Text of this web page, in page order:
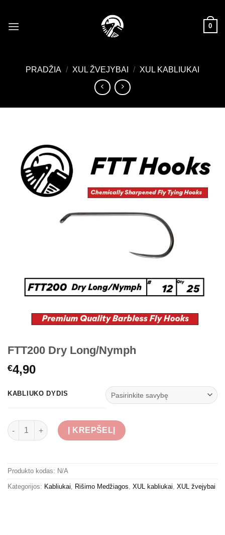
content
0
PRADŽIA / XUL ŽVEJYBAI / XUL KABLIUKAI
FTT200 Dry Long/Nymph
€4,90
KABLIUKO DYDIS
produkto kiekis: FTT200 Dry Long/Nymph
Į KREPŠELĮ
Produkto kodas: N/A
Kategorijos: Kabliukai Rišimo Medžiagos XUL kabliukai XUL žvejybai